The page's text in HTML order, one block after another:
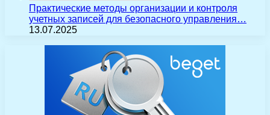
Практические методы организации и контроля
учетных записей для безопасного управления…
13.07.2025